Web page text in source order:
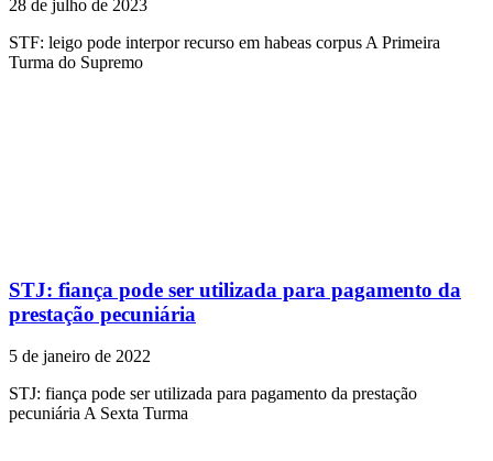
28 de julho de 2023
STF: leigo pode interpor recurso em habeas corpus A Primeira
Turma do Supremo
STJ: fiança pode ser utilizada para pagamento da
prestação pecuniária
5 de janeiro de 2022
STJ: fiança pode ser utilizada para pagamento da prestação
pecuniária A Sexta Turma